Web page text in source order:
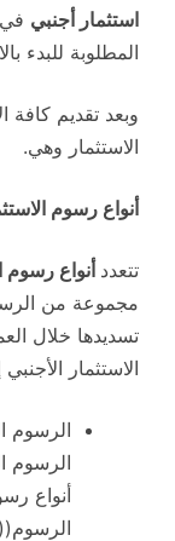
استثمار أجنبي
المطلوبة للبدء
وبعد تقديم
الاستثمار وهي.
أنواع رسوم
تتعددأنواع رسوم
مجموعة من
تسديدها خلال
الاستثمار
الرسوم
الرسوم
أنواع